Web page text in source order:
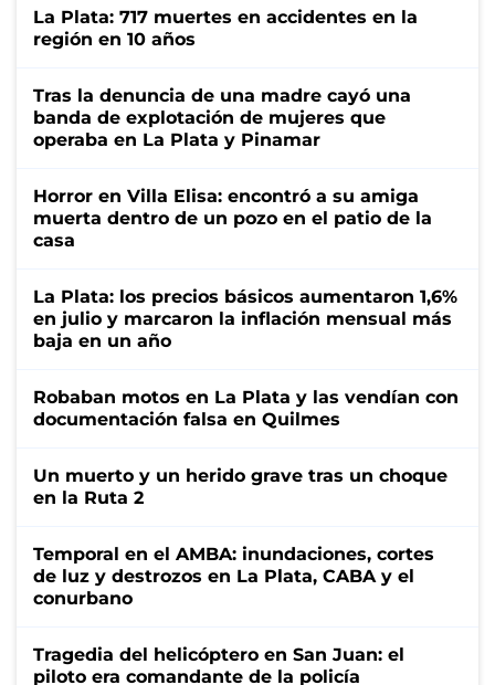
La Plata: 717 muertes en accidentes en la
región en 10 años
Tras la denuncia de una madre cayó una
banda de explotación de mujeres que
operaba en La Plata y Pinamar
Horror en Villa Elisa: encontró a su amiga
muerta dentro de un pozo en el patio de la
casa
La Plata: los precios básicos aumentaron 1,6%
en julio y marcaron la inflación mensual más
baja en un año
Robaban motos en La Plata y las vendían con
documentación falsa en Quilmes
Un muerto y un herido grave tras un choque
en la Ruta 2
Temporal en el AMBA: inundaciones, cortes
de luz y destrozos en La Plata, CABA y el
conurbano
Tragedia del helicóptero en San Juan: el
piloto era comandante de la policía